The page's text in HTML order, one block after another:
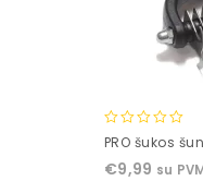
0
of
PRO šukos
€9,99 su